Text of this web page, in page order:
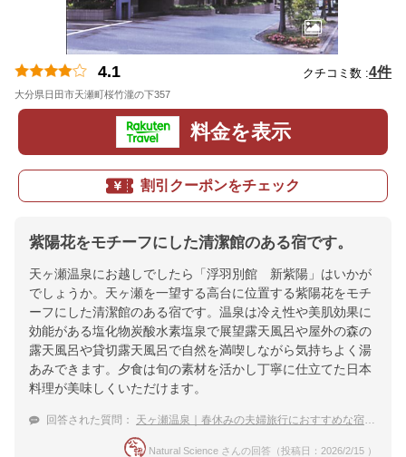
4.1 クチコミ数 :4件
大分県日田市天瀬町桜竹瀧の下357
料金を表示
割引クーポンをチェック
紫陽花をモチーフにした清潔館のある宿です。
天ヶ瀬温泉にお越しでしたら「浮羽別館 新紫陽」はいかが
でしょうか。天ヶ瀬を一望する高台に位置する紫陽花をモチ
ーフにした清潔館のある宿です。温泉は冷え性や美肌効果に
効能がある塩化物炭酸水素塩泉で展望露天風呂や屋外の森の
露天風呂や貸切露天風呂で自然を満喫しながら気持ちよく湯
あみできます。夕食は旬の素材を活かし丁寧に仕立てた日本
料理が美味しくいただけます。
回答された質問： 天ヶ瀬温泉｜春休みの夫婦旅行におすすめな宿は？
Natural Science さんの回答（投稿日：2026/2/15 ）